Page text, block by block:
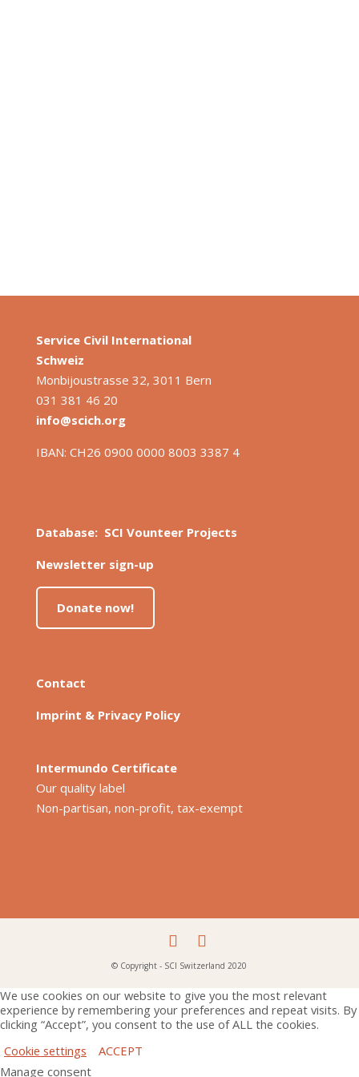
Service Civil International
Schweiz
Monbijoustrasse 32, 3011 Bern
031 381 46 20
info@scich.org
IBAN: CH26 0900 0000 8003 3387 4
Database: SCI Vounteer Projects
Newsletter sign-up
Donate now!
Contact
Imprint & Privacy Policy
Intermundo Certificate
Our quality label
Non-partisan, non-profit, tax-exempt
© Copyright - SCI Switzerland 2020
We use cookies on our website to give you the most relevant
experience by remembering your preferences and repeat visits. By
clicking “Accept”, you consent to the use of ALL the cookies.
Cookie settings
ACCEPT
Manage consent